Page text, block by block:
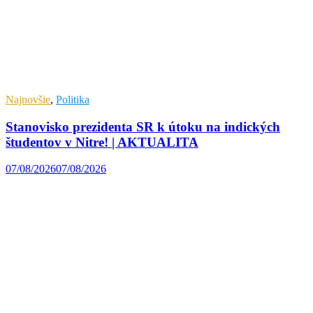
Najnovšie, Politika
Stanovisko prezidenta SR k útoku na indických
študentov v Nitre! | AKTUALITA
07/08/202607/08/2026